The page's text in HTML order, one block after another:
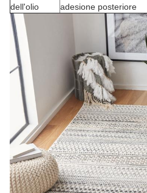
dell'olio
adesione posteriore